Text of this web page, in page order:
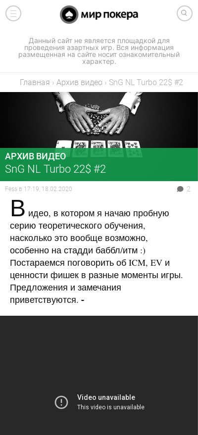
Данный сайт не является площадкой для
проведения азартных игр. Вся информация
размещенная на сайте носит ознакомительный
характер.
Главная › Архив видео › SnG NL Turbo 22$ #2
АРХИВ ВИДЕО
SnG NL Turbo 22$ #2
Fess в 17:19, 18.02.2020 2
В идео, в котором я начаю пробную
серию теоретического обучения,
насколько это вообще возможно,
особенно на стадди баббл/итм :)
Постараемся поговорить об ICM, EV и
ценности фишек в разные моменты игры.
Предложения и замечания
приветствуются. -